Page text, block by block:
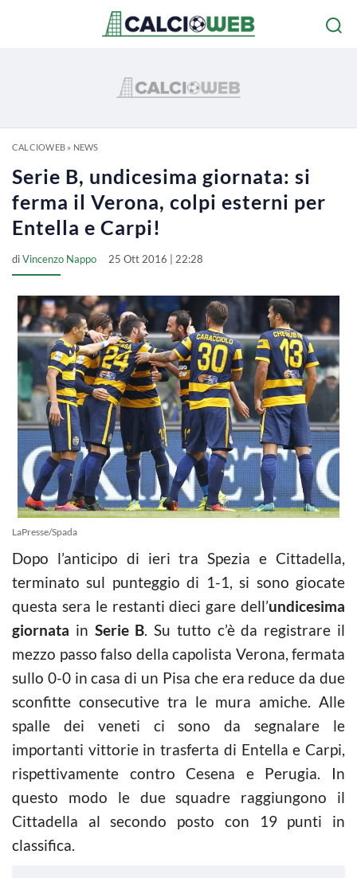
CALCIOWEB» NEWS
Serie B, undicesima giornata: si
ferma il Verona, colpi esterni per
Entella e Carpi!
diVincenzo Nappo 25 Ott 2016 | 22:28
LaPresse/Spada
Dopo l’anticipo di ieri tra Spezia e Cittadella,
terminato sul punteggio di 1-1, si sono giocate
questa sera le restanti dieci gare dell’undicesima
giornata in Serie B. Su tutto c’è da registrare il
mezzo passo falso della capolista Verona, fermata
sullo 0-0 in casa di un Pisa che era reduce da due
sconfitte consecutive tra le mura amiche. Alle
spalle dei veneti ci sono da segnalare le
importanti vittorie in trasferta di Entella e Carpi,
rispettivamente contro Cesena e Perugia. In
questo modo le due squadre raggiungono il
Cittadella al secondo posto con 19 punti in
classifica.